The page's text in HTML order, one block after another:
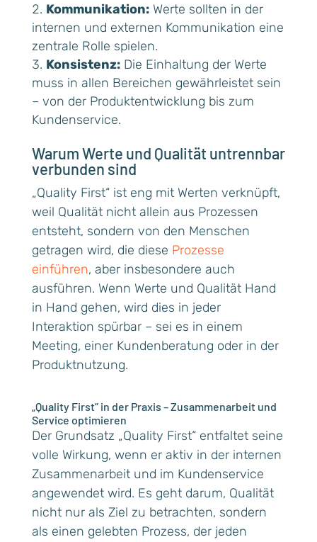
Kommunikation:Werte sollten in der
internen und externen Kommunikation eine
zentrale Rolle spielen.
Konsistenz:Die Einhaltung der Werte
muss in allen Bereichen gewährleistet sein
– von der Produktentwicklung bis zum
Kundenservice.
Warum Werte und Qualität untrennbar
verbunden sind
„Quality First“ ist eng mit Werten verknüpft,
weil Qualität nicht allein aus Prozessen
entsteht, sondern von den Menschen
getragen wird, die diese Prozesse
einführen, aber insbesondere auch
ausführen. Wenn Werte und Qualität Hand
in Hand gehen, wird dies in jeder
Interaktion spürbar – sei es in einem
Meeting, einer Kundenberatung oder in der
Produktnutzung.
„Quality First“ in der Praxis – Zusammenarbeit und
Service optimieren
Der Grundsatz „Quality First“ entfaltet seine
volle Wirkung, wenn er aktiv in der internen
Zusammenarbeit und im Kundenservice
angewendet wird. Es geht darum, Qualität
nicht nur als Ziel zu betrachten, sondern
als einen gelebten Prozess, der jeden